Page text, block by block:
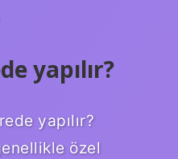
yapılır?
yapılır?
özel